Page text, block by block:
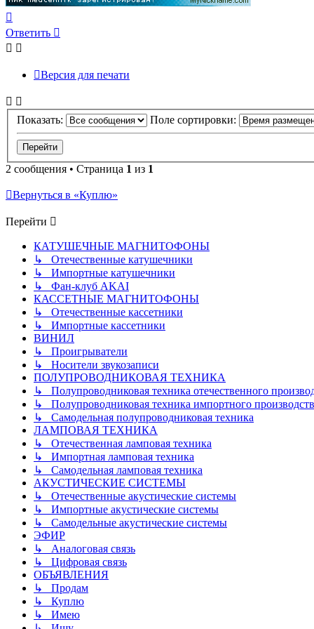
к
началу
Ответить
Версия для печати
Показать: Поле сортировки:
2 сообщения • Страница 1 из 1
Вернуться в «Куплю»
Перейти
КАТУШЕЧНЫЕ МАГНИТОФОНЫ
↳ Отечественные катушечники
↳ Импортные катушечники
↳ Фан-клуб AKAI
КАССЕТНЫЕ МАГНИТОФОНЫ
↳ Отечественные кассетники
↳ Импортные кассетники
ВИНИЛ
↳ Проигрыватели
↳ Носители звукозаписи
ПОЛУПРОВОДНИКОВАЯ ТЕХНИКА
↳ Полупроводниковая техника отечественного
↳ Полупроводниковая техника импортного
↳ Самодельная полупроводниковая техника
ЛАМПОВАЯ ТЕХНИКА
↳ Отечественная ламповая техника
↳ Импортная ламповая техника
↳ Самодельная ламповая техника
АКУСТИЧЕСКИЕ СИСТЕМЫ
↳ Отечественные акустические системы
↳ Импортные акустические системы
↳ Самодельные акустические системы
ЭФИР
↳ Аналоговая связь
↳ Цифровая связь
ОБЪЯВЛЕНИЯ
↳ Продам
↳ Куплю
↳ Имею